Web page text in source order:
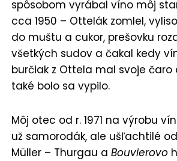
spôsobom vyrábal víno môj
cca 1950 – Ottelák zomlel,
do muštu a cukor, prešovku
všetkých sudov a čakal kedy
burčiak z Ottela mal svoje čaro
také bolo sa vypilo.
Môj otec od r. 1971 na výrobu
už samorodák, ale ušľachtilé
Müller – Thurgau aBouvierovo